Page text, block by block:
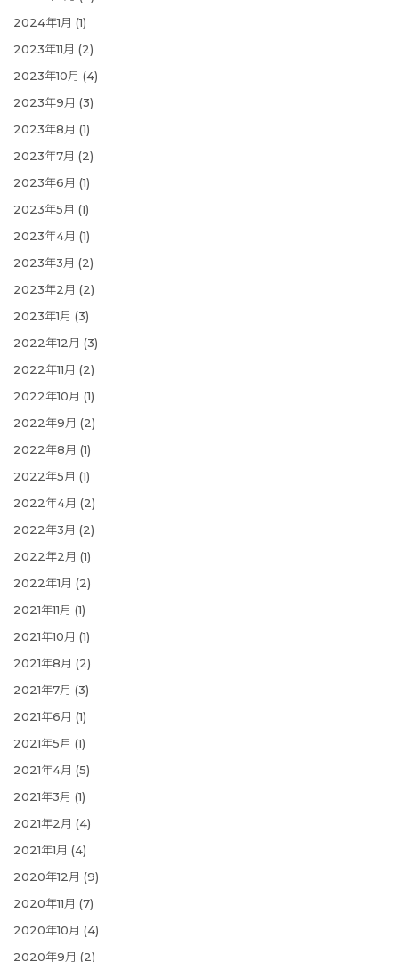
2024年1月 (1)
2023年11月 (2)
2023年10月 (4)
2023年9月 (3)
2023年8月 (1)
2023年7月 (2)
2023年6月 (1)
2023年5月 (1)
2023年4月 (1)
2023年3月 (2)
2023年2月 (2)
2023年1月 (3)
2022年12月 (3)
2022年11月 (2)
2022年10月 (1)
2022年9月 (2)
2022年8月 (1)
2022年5月 (1)
2022年4月 (2)
2022年3月 (2)
2022年2月 (1)
2022年1月 (2)
2021年11月 (1)
2021年10月 (1)
2021年8月 (2)
2021年7月 (3)
2021年6月 (1)
2021年5月 (1)
2021年4月 (5)
2021年3月 (1)
2021年2月 (4)
2021年1月 (4)
2020年12月 (9)
2020年11月 (7)
2020年10月 (4)
2020年9月 (2)